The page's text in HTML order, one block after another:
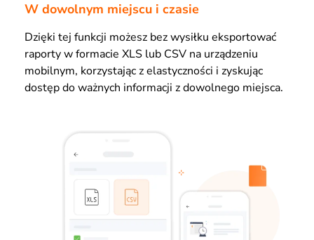
W dowolnym miejscu i czasie
Dzięki tej funkcji możesz bez wysiłku eksportować
raporty w formacie XLS lub CSV na urządzeniu
mobilnym, korzystając z elastyczności i zyskując
dostęp do ważnych informacji z dowolnego miejsca.